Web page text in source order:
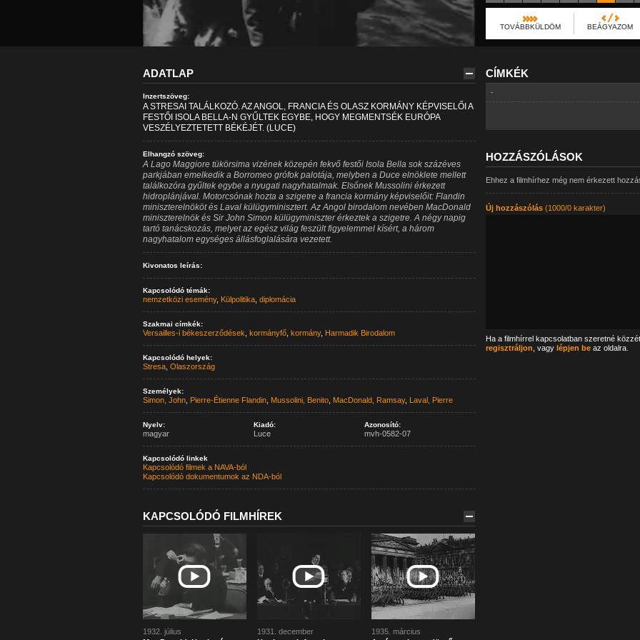
TOVÁBBKÜLDÖM BEÁGYAZOM
ADATLAP
Inzertszöveg:
A STRESAI TALÁLKOZÓ. AZ ANGOL, FRANCIA ÉS OLASZ KORMÁNY KÉPVISELŐI A
FESTŐI ISOLA BELLA-N GYŰLTEK EGYBE, HOGY MEGMENTSÉK EURÓPA
VESZÉLYEZTETETT BÉKÉJÉT. (LUCE)
Elhangzó szöveg:
A Lago Maggiore tükörsima vizének közepén fekvő festői Isola Bella sok százéves
parkjában emelkedik a Borromeo grófok palotája, melyben a Duce elnöklete mellett
találkozóra gyűltek egybe a nyugati nagyhatalmak. Elsőnek Mussolini érkezett
hidroplánjával. Motorcsónak hozta a szigetre a francia kormány képviselőit: Flandin
miniszterelnököt és Laval külügyminisztert. Az Angol birodalom nevében MacDonald
miniszterelnök és Sir John Simon külügyminiszter érkeztek a szigetre. A négy napig
tartó tanácskozás, melyet az egész világ feszült figyelemmel kísért, a három
nagyhatalom egységes állásfoglalására vezetett.
Kivonatos leírás:
Kapcsolódó témák:
nemzetközi esemény, Külpolitika, diplomácia
Szakmai címkék:
Versailles-i békeszerződések kormányfő, kormány, Harmadik Birodalom
Kapcsolódó helyek:
Stresa, Olaszország
Személyek:
Simon, John, Pierre-Étienne Flandin, Mussolini, Benito, MacDonald, Ramsay, Laval, Pierre
Nyelv:
magyar
Kiadó:
Luce
Azonosító:
mvh-0582-07
Kapcsolódó linkek
Kapcsolódó filmek a NAVA-ból
Kapcsolódó dokumentumok az NDA-ból
KAPCSOLÓDÓ FILMHÍREK
1932. július
1931. december
1935. március
CÍMKÉK
-
HOZZÁSZÓLÁSOK
Ehhez a filmhírhez még nem érkezett
Új hozzászólás(1000/0 karakter)
Ha a filmhírrel kapcsolatban szeretné
regisztráljon , vagy lépjen beaz oldalra.